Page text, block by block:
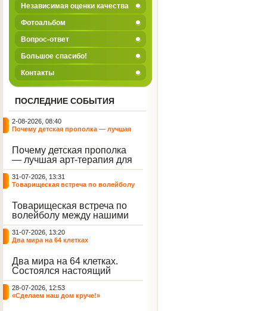
Независимая оценки качества
Фотоальбом
Вопрос-ответ
Большое спасибо!
Контакты
ПОСЛЕДНИЕ СОБЫТИЯ
2-08-2026, 08:40
Почему детская прополка — лучшая
Почему детская прополка
— лучшая арт-терапия для
воспитателя?
31-07-2026, 13:31
Товарищеская встреча по волейболу
Товарищеская встреча по
волейболу между нашими
воспитанниками и
сельскими ребятами.
31-07-2026, 13:20
Два мира на 64 клетках
Два мира на 64 клетках.
Состоялся настоящий
интеллектуальный
праздник — турнир по
шахматам и шашкам.
28-07-2026, 12:53
«Сделаем наш дом круче!»